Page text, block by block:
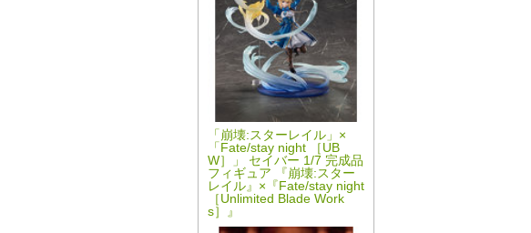
「崩壊:スターレイル」×
「Fate/stay night ［UB
W］」 セイバー 1/7 完成品
フィギュア 『崩壊:スター
レイル』×『Fate/stay night
［Unlimited Blade Work
s］』